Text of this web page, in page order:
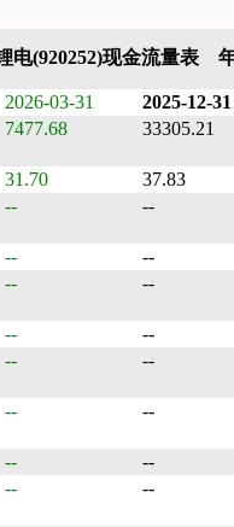
电(920252)现金流量表
2026-03-31
2025-12-31
7477.68 33305.21
31.70
37.83
-- --
--
--
-- --
--
--
-- --
-- --
--
--
-- --